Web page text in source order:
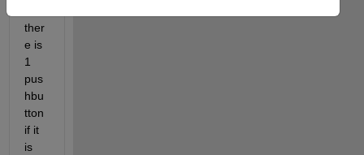
ther
e is
1
pus
hbu
tton
if it
is